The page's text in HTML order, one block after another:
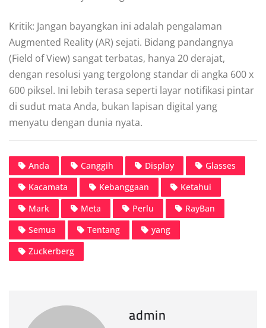
Kritik: Jangan bayangkan ini adalah pengalaman
Augmented Reality (AR) sejati. Bidang pandangnya
(Field of View) sangat terbatas, hanya 20 derajat,
dengan resolusi yang tergolong standar di angka 600 x
600 piksel. Ini lebih terasa seperti layar notifikasi pintar
di sudut mata Anda, bukan lapisan digital yang
menyatu dengan dunia nyata.
Anda Canggih Display
Glasses
Kacamata
Kebanggaan
Ketahui
Mark
Meta Perlu
RayBan
Semua
Tentang
yang
Zuckerberg
admin